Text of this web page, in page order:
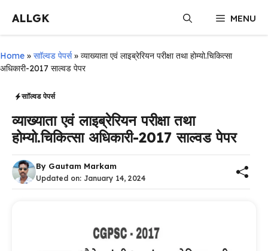
content
ALLGK MENU
Home » साॉल्वड पेपर्स» व्याख्याता एवं लाइब्रेरियन परीक्षा तथा होम्यो.चिकित्सा
अधिकारी-2017 साल्वड पेपर
साॉल्वड पेपर्स
व्याख्याता एवं लाइब्रेरियन परीक्षा तथा
होम्यो.चिकित्सा अधिकारी-2017 साल्वड पेपर
By Gautam Markam
Updated on: January 14, 2024